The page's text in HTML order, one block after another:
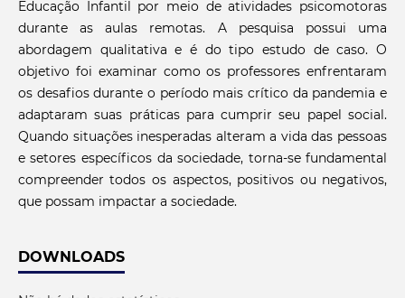
Educação Infantil por meio de atividades psicomotoras
durante as aulas remotas. A pesquisa possui uma
abordagem qualitativa e é do tipo estudo de caso. O
objetivo foi examinar como os professores enfrentaram
os desafios durante o período mais crítico da pandemia e
adaptaram suas práticas para cumprir seu papel social.
Quando situações inesperadas alteram a vida das pessoas
e setores específicos da sociedade, torna-se fundamental
compreender todos os aspectos, positivos ou negativos,
que possam impactar a sociedade.
DOWNLOADS